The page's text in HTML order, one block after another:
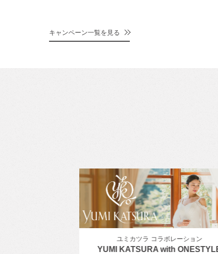
キャンペーン一覧を見る
東京を満喫
東京周遊フォトウェディング